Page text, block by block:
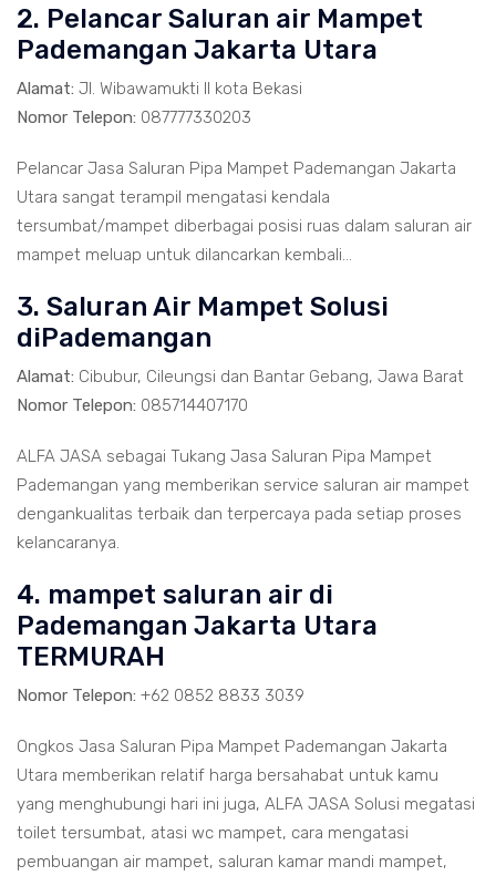
2. Pelancar Saluran air Mampet
Pademangan Jakarta Utara
Alamat: Jl. Wibawamukti II kota Bekasi
Nomor Telepon: 087777330203
Pelancar Jasa Saluran Pipa Mampet Pademangan Jakarta
Utara sangat terampil mengatasi kendala
tersumbat/mampet diberbagai posisi ruas dalam saluran air
mampet meluap untuk dilancarkan kembali...
3. Saluran Air Mampet Solusi
diPademangan
Alamat: Cibubur, Cileungsi dan Bantar Gebang, Jawa Barat
Nomor Telepon: 085714407170
ALFA JASA sebagai Tukang Jasa Saluran Pipa Mampet
Pademangan yang memberikan service saluran air mampet
dengankualitas terbaik dan terpercaya pada setiap proses
kelancaranya.
4. mampet saluran air di
Pademangan Jakarta Utara
TERMURAH
Nomor Telepon: +62 0852 8833 3039
Ongkos Jasa Saluran Pipa Mampet Pademangan Jakarta
Utara memberikan relatif harga bersahabat untuk kamu
yang menghubungi hari ini juga, ALFA JASA Solusi megatasi
toilet tersumbat, atasi wc mampet, cara mengatasi
pembuangan air mampet, saluran kamar mandi mampet,